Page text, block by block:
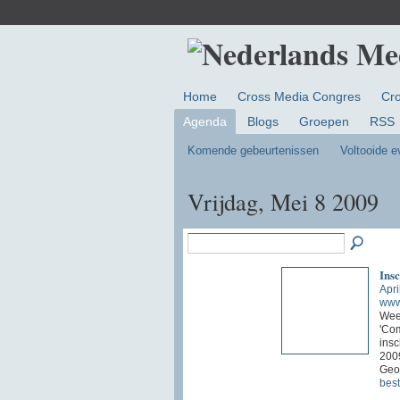
Home Cross Media Congres
Agenda
Blogs Groepen RSS
Komende gebeurtenissen Voltooide
Vrijdag, Mei 8 2009